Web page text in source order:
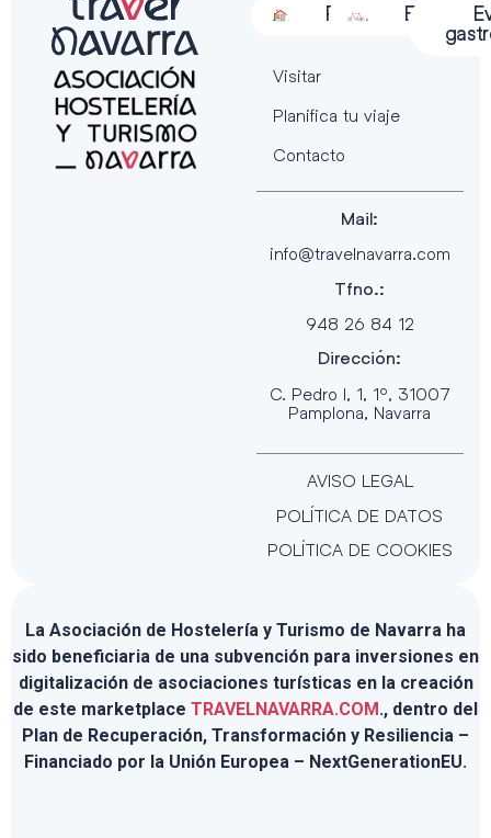
Alojamiento
Restauración
Actividades
Visitar
Planifica tu viaje
Contacto
Mail:
info@travelnavarra.com
Tfno.:
948 26 84 12
Dirección:
C. Pedro I, 1, 1º, 31007
Pamplona, Navarra
AVISO LEGAL
POLÍTICA DE DATOS
POLÍTICA DE COOKIES
La Asociación de Hostelería y Turismo de Navarra ha
sido beneficiaria de una subvención para inversiones en
digitalización de asociaciones turísticas en la creación
de este marketplace TRAVELNAVARRA.COM ., dentro del
Plan de Recuperación, Transformación y Resiliencia –
Financiado por la Unión Europea – NextGenerationEU.